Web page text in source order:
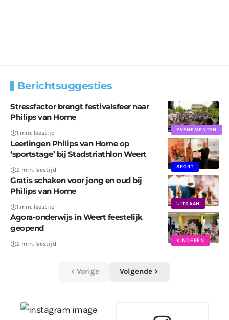
Berichtsuggesties
EVENEMENTEN
Stressfactor brengt festivalsfeer naar
Philips van Horne
1 min. leestijd
SPORT
Leerlingen Philips van Horne op
‘sportstage’ bij Stadstriathlon Weert
2 min. leestijd
UITGAAN
Gratis schaken voor jong en oud bij
Philips van Horne
1 min. leestijd
KINDEREN
Agora-onderwijs in Weert feestelijk
geopend
2 min. leestijd
Vorige Volgende